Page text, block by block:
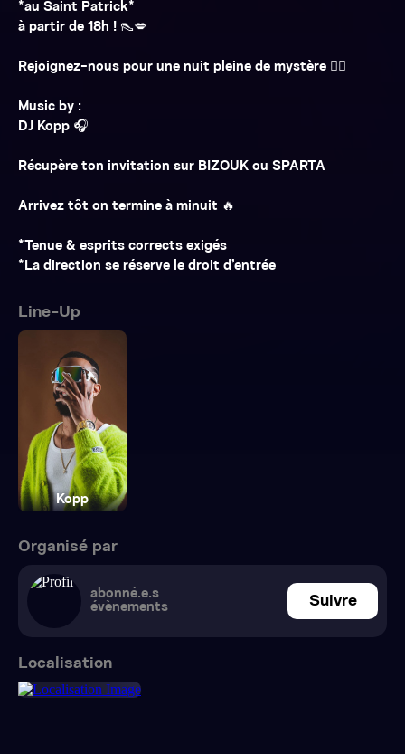
*au Saint Patrick*
à partir de 18h ! 👠💋
Rejoignez-nous pour une nuit pleine de mystère ❤️‍🔥
Music by :
DJ Kopp 🎧
Récupère ton invitation sur BIZOUK ou SPARTA
Arrivez tôt on termine à minuit 🔥
*Tenue & esprits corrects exigés
*La direction se réserve le droit d’entrée
Line-Up
Kopp
Organisé par
abonné.e.s
évènements
Suivre
Localisation